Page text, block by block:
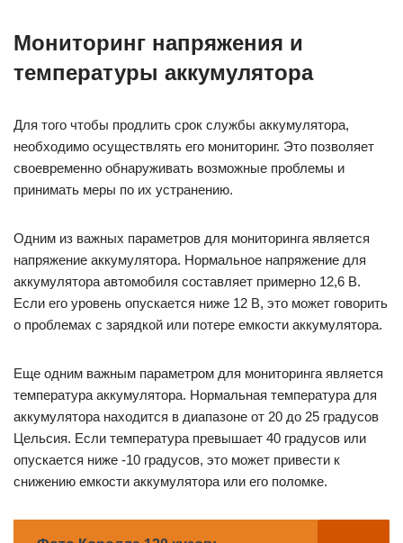
Мониторинг напряжения и
температуры аккумулятора
Для того чтобы продлить срок службы аккумулятора,
необходимо осуществлять его мониторинг. Это позволяет
своевременно обнаруживать возможные проблемы и
принимать меры по их устранению.
Одним из важных параметров для мониторинга является
напряжение аккумулятора. Нормальное напряжение для
аккумулятора автомобиля составляет примерно 12,6 В.
Если его уровень опускается ниже 12 В, это может говорить
о проблемах с зарядкой или потере емкости аккумулятора.
Еще одним важным параметром для мониторинга является
температура аккумулятора. Нормальная температура для
аккумулятора находится в диапазоне от 20 до 25 градусов
Цельсия. Если температура превышает 40 градусов или
опускается ниже -10 градусов, это может привести к
снижению емкости аккумулятора или его поломке.